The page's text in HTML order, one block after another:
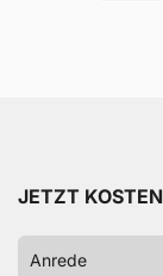
JETZT